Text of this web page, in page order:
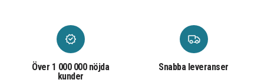
Över 1 000 000 nöjda
kunder
Snabba leveranser